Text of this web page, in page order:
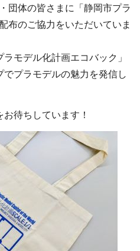
団体の皆さまに「静岡市プラ
布のご協力をいただいていま
モデル化計画エコバック」
プラモデルの魅力を発信し
待ちしています！